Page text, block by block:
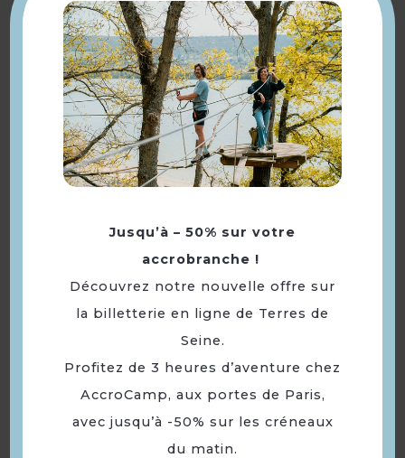
Hôtel-restaurant
l’Esturgeon ****
Hôtel ibis Poissy
Jusqu’à – 50% sur votre
accrobranche !
Découvrez notre nouvelle offre sur
la billetterie en ligne de Terres de
Seine.
Profitez de 3 heures d’aventure chez
AccroCamp, aux portes de Paris,
avec jusqu’à -50% sur les créneaux
du matin.